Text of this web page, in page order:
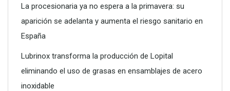
Poliéster Casariche lidera la vanguardia en soluciones
hidráulicas con sus nuevas piscinas de alta resistencia
La procesionaria ya no espera a la primavera: su
aparición se adelanta y aumenta el riesgo sanitario en
España
Lubrinox transforma la producción de Lopital
eliminando el uso de grasas en ensamblajes de acero
inoxidable